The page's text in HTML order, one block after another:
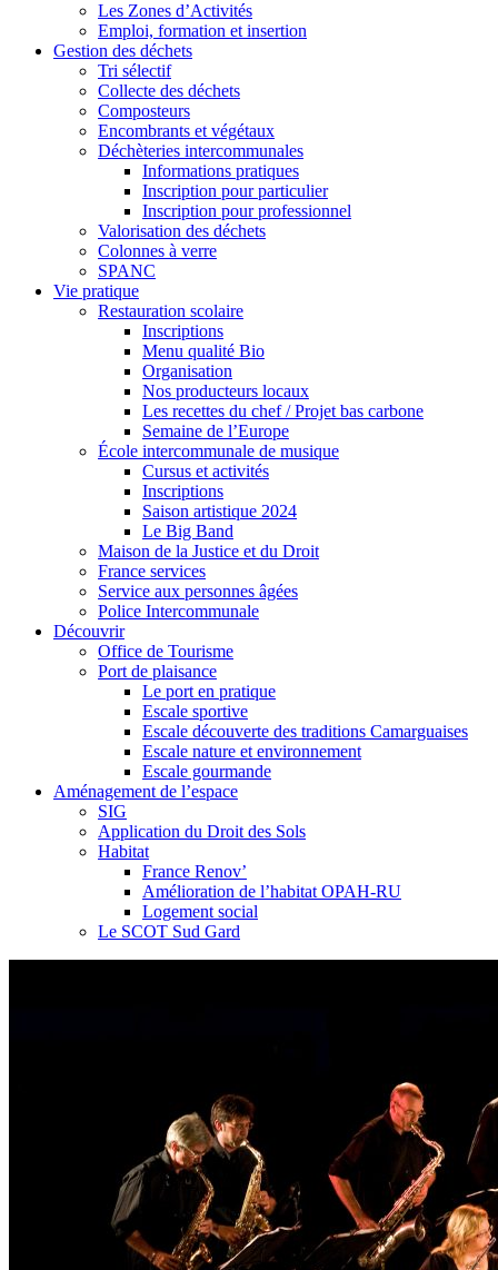
Les Zones d’Activités
Emploi, formation et insertion
Gestion des déchets
Tri sélectif
Collecte des déchets
Composteurs
Encombrants et végétaux
Déchèteries intercommunales
Informations pratiques
Inscription pour particulier
Inscription pour professionnel
Valorisation des déchets
Colonnes à verre
SPANC
Vie pratique
Restauration scolaire
Inscriptions
Menu qualité Bio
Organisation
Nos producteurs locaux
Les recettes du chef / Projet bas carbone
Semaine de l’Europe
École intercommunale de musique
Cursus et activités
Inscriptions
Saison artistique 2024
Le Big Band
Maison de la Justice et du Droit
France services
Service aux personnes âgées
Police Intercommunale
Découvrir
Office de Tourisme
Port de plaisance
Le port en pratique
Escale sportive
Escale découverte des traditions Camarguaises
Escale nature et environnement
Escale gourmande
Aménagement de l’espace
SIG
Application du Droit des Sols
Habitat
France Renov’
Amélioration de l’habitat OPAH-RU
Logement social
Le SCOT Sud Gard